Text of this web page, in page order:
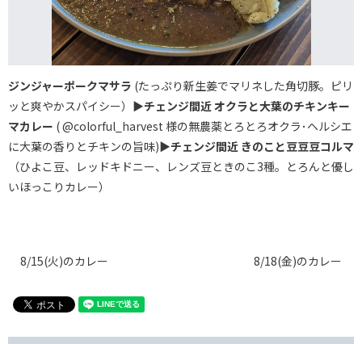
ジンジャーポークマサラ (たっぷり新生姜でマリネした角切豚。ピリ
ッと爽やかスパイシー）▶チェンジ間近オクラと大葉のチキンキー
マカレー ( @colorful_harvest 様の無農薬とろとろオクラ･ヘルシエ
に大葉の香りとチキンの旨味)▶チェンジ間近 きのこと豆豆豆コルマ
（ひよこ豆、レッドキドニー、レンズ豆ときのこ3種。とろんと優し
いほっこりカレー）
8/15(火)のカレー 8/18(金)のカレー